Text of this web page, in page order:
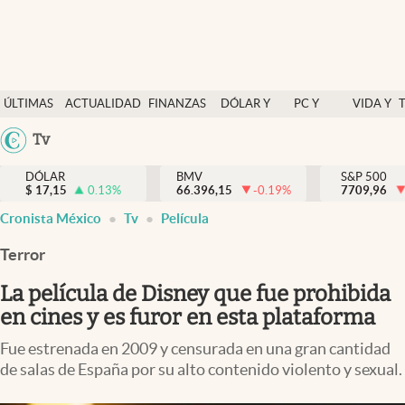
ÚLTIMAS
NOTICIAS
ACTUALIDAD
FINANZAS
DÓLAR Y
PC Y
VIDA Y
México
Tv
Actualidad
Finanzas y economía
Dólar y mercados
Pc y celular
Vida y estilo
DÓLAR
$ 17,15 0.13%
BMV
66.396,15
-0.19%
S&P 500
7709,96
Cronista México Tv Película
Terror
La película de Disney que fue prohibida
en cines y es furor en esta plataforma
Fue estrenada en 2009 y censurada en una gran cantidad
de salas de España por su alto contenido violento y sexual.